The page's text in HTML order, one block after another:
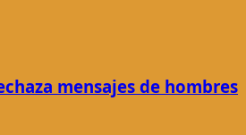
mensajes de hombres